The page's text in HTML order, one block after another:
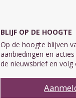
BLIJF OP DE HOOGTE
Op de hoogte blijven
aanbiedingen en
de nieuwsbrief en volg